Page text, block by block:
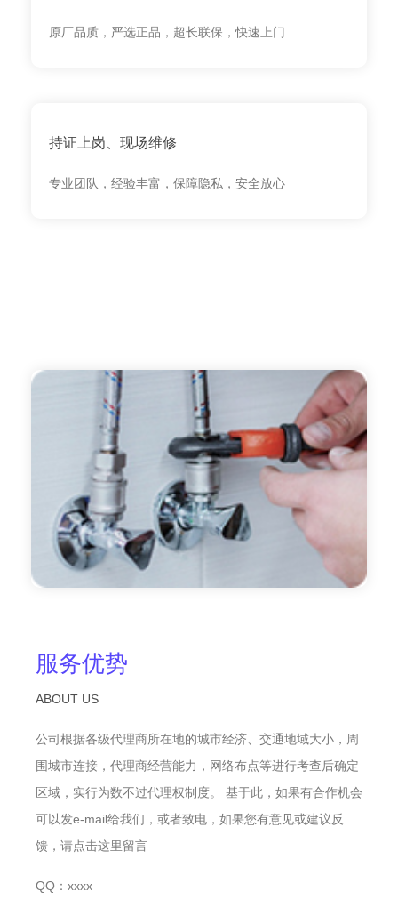
原厂品质，严选正品，超长联保，快速上门
持证上岗、现场维修
专业团队，经验丰富，保障隐私，安全放心
服务优势
ABOUT US
公司根据各级代理商所在地的城市经济、交通地域大小，周
围城市连接，代理商经营能力，网络布点等进行考查后确定
区域，实行为数不过代理权制度。 基于此，如果有合作机会
可以发e-mail给我们，或者致电，如果您有意见或建议反
馈，请点击这里留言
QQ：xxxx